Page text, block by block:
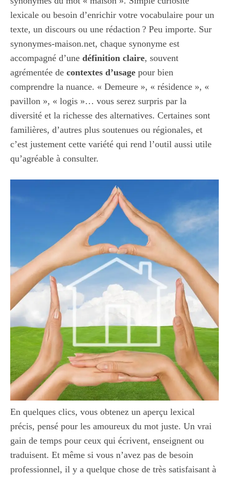
lexicale ou besoin d’enrichir votre vocabulaire pour un
texte, un discours ou une rédaction ? Peu importe. Sur
synonymes-maison.net, chaque synonyme est
accompagné d’une définition claire, souvent
agrémentée de contextes d’usage pour bien
comprendre la nuance. « Demeure », « résidence », «
pavillon », « logis »… vous serez surpris par la
diversité et la richesse des alternatives. Certaines sont
familières, d’autres plus soutenues ou régionales, et
c’est justement cette variété qui rend l’outil aussi utile
qu’agréable à consulter.
En quelques clics, vous obtenez un aperçu lexical
précis, pensé pour les amoureux du mot juste. Un vrai
gain de temps pour ceux qui écrivent, enseignent ou
traduisent. Et même si vous n’avez pas de besoin
professionnel, il y a quelque chose de très satisfaisant à